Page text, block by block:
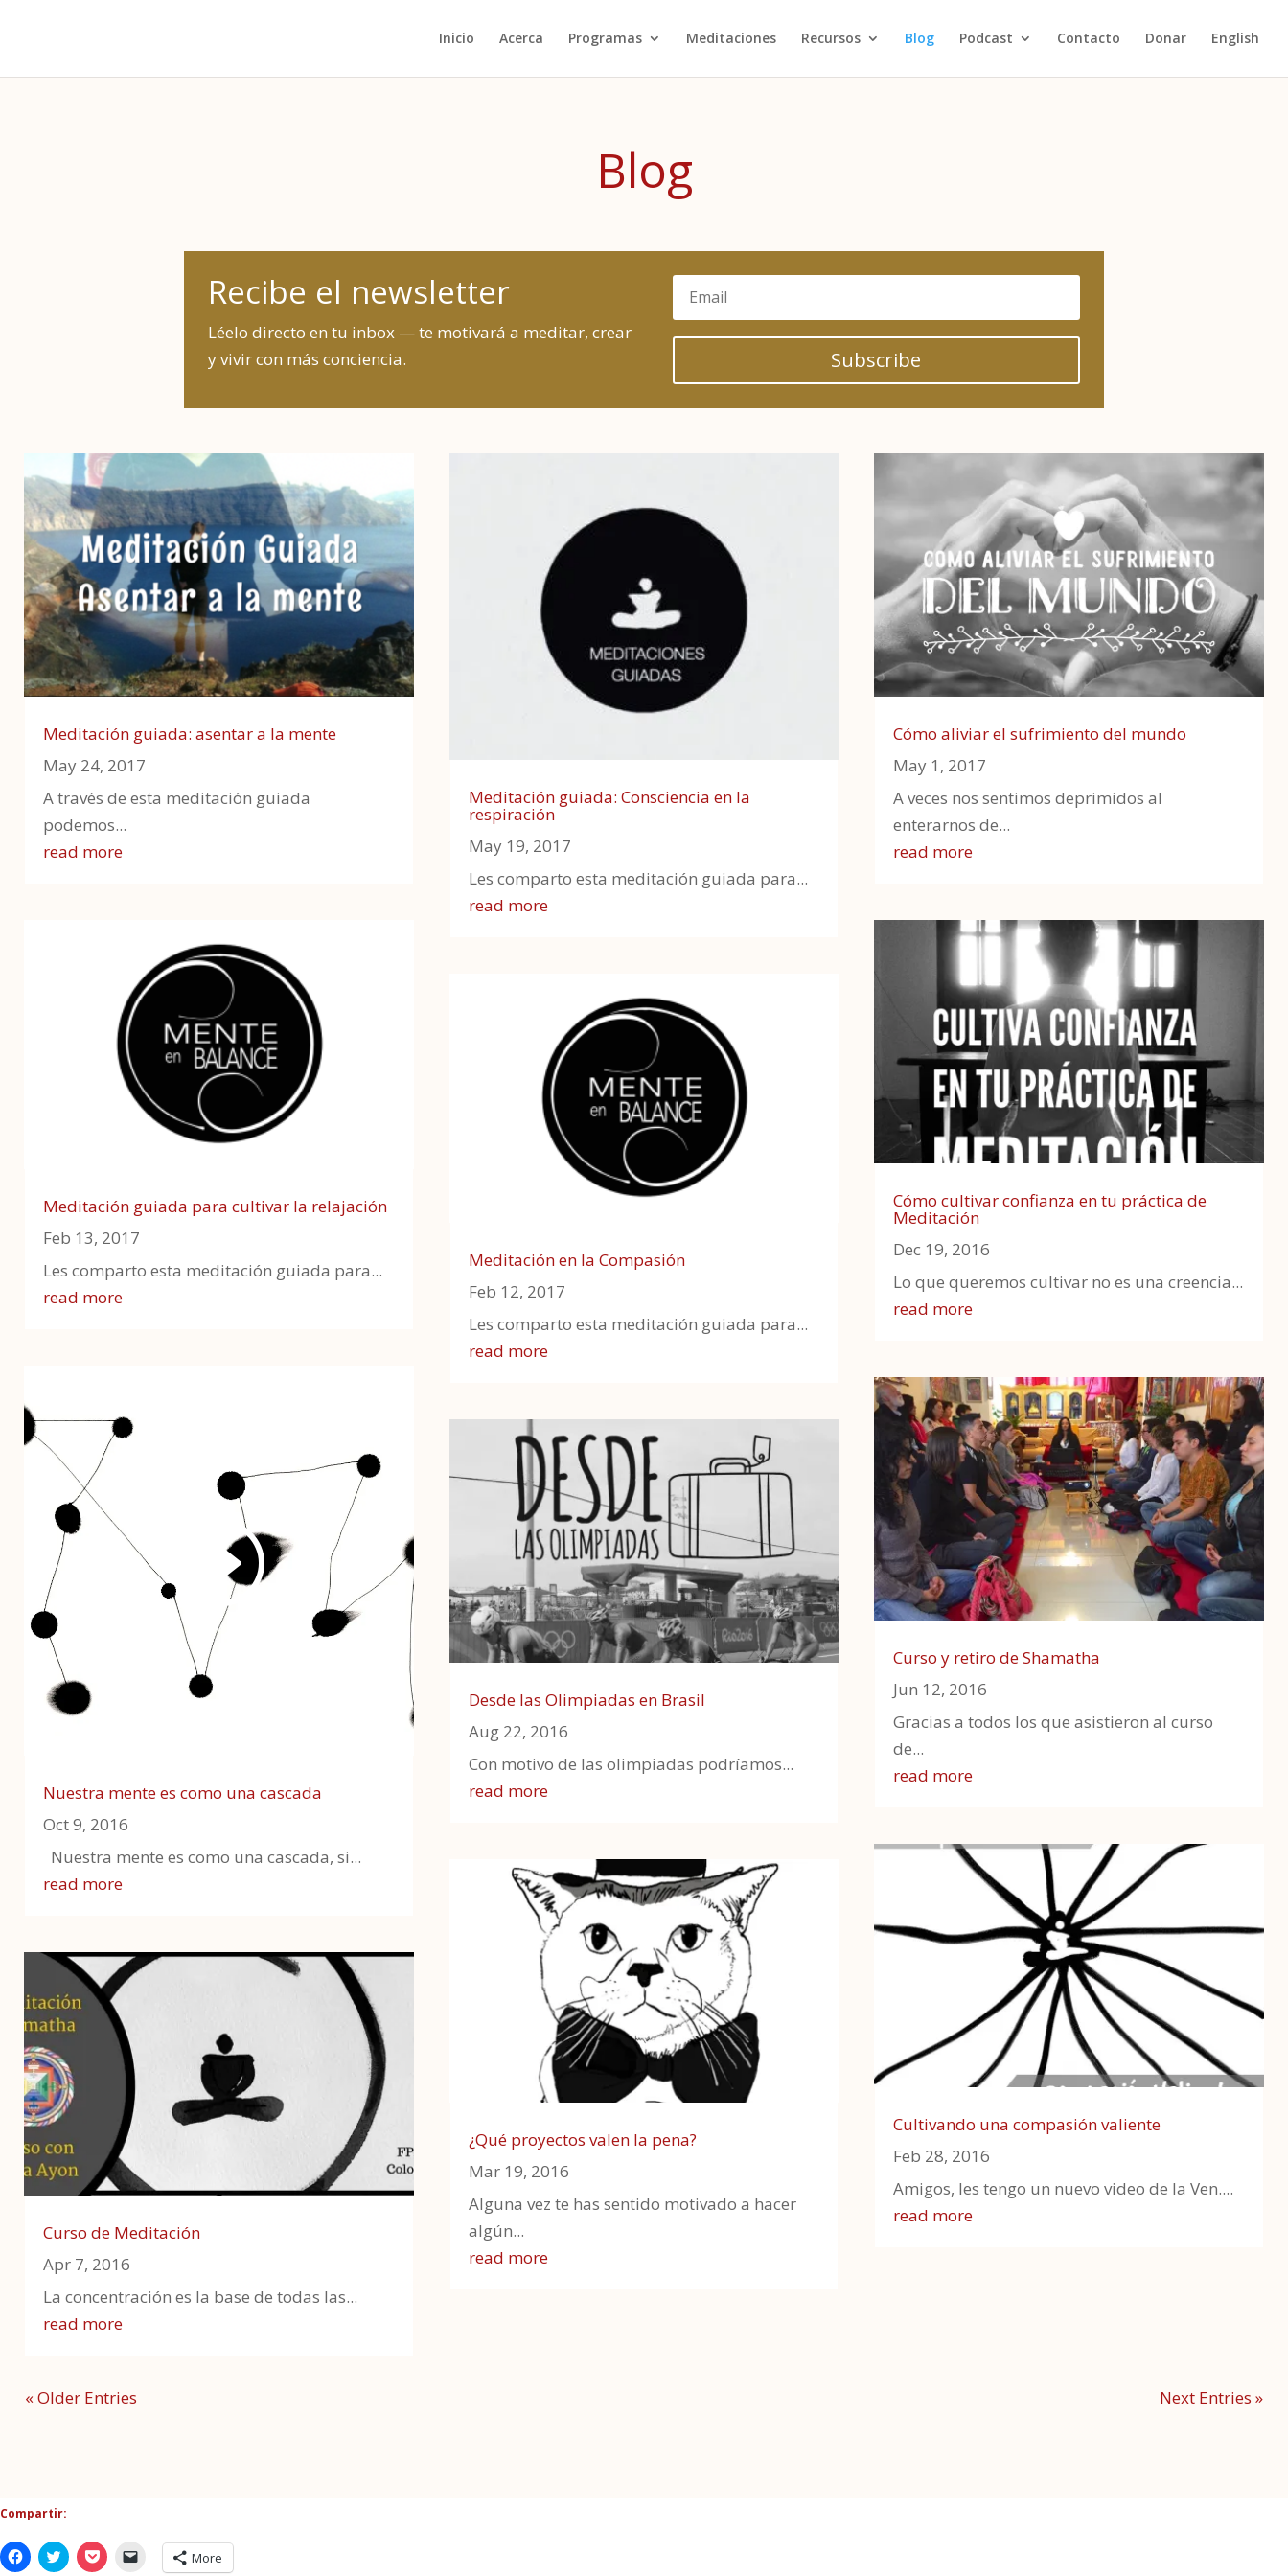
Inicio Acerca Programas Meditaciones Recursos Blog Podcast Contacto Donar English
Blog
Recibe el newsletter
Léelo directo en tu inbox — te motivará a meditar, crear
y vivir con más conciencia.
Subscribe
Meditación guiada: asentar a la mente
May 24, 2017
A través de esta meditación guiada
podemos...
read more
Meditación guiada para cultivar la relajación
Feb 13, 2017
Les comparto esta meditación guiada para...
read more
Player
Nuestra mente es como una cascada
Oct 9, 2016
Nuestra mente es como una cascada, si...
read more
Curso de Meditación
Apr 7, 2016
La concentración es la base de todas las...
read more
Meditación guiada: Consciencia en la
respiración
May 19, 2017
Les comparto esta meditación guiada para...
read more
Meditación en la Compasión
Feb 12, 2017
Les comparto esta meditación guiada para...
read more
Desde las Olimpiadas en Brasil
Aug 22, 2016
Con motivo de las olimpiadas podríamos...
read more
¿Qué proyectos valen la pena?
Mar 19, 2016
Alguna vez te has sentido motivado a hacer
algún...
read more
Cómo aliviar el sufrimiento del mundo
May 1, 2017
A veces nos sentimos deprimidos al
enterarnos de...
read more
Cómo cultivar confianza en tu práctica de
Meditación
Dec 19, 2016
Lo que queremos cultivar no es una creencia...
read more
Curso y retiro de Shamatha
Jun 12, 2016
Gracias a todos los que asistieron al curso
de...
read more
Cultivando una compasión valiente
Feb 28, 2016
Amigos, les tengo un nuevo video de la Ven....
read more
« Older Entries Next Entries »
Compartir:
Click
to
Click
to
Click
to More